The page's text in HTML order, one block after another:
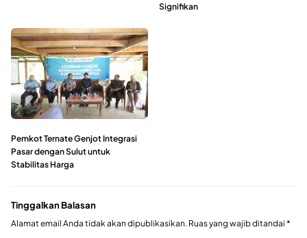
Signifikan
Pemkot Ternate Genjot Integrasi
Pasar dengan Sulut untuk
Stabilitas Harga
Tinggalkan Balasan
Alamat email Anda tidak akan dipublikasikan. Ruas yang wajib ditandai *